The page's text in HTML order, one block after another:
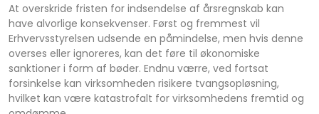
At overskride fristen for indsendelse af årsregnskab kan
have alvorlige konsekvenser. Først og fremmest vil
Erhvervsstyrelsen udsende en påmindelse, men hvis denne
overses eller ignoreres, kan det føre til økonomiske
sanktioner i form af bøder. Endnu værre, ved fortsat
forsinkelse kan virksomheden risikere tvangsopløsning,
hvilket kan være katastrofalt for virksomhedens fremtid og